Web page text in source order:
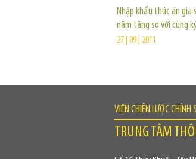
Nhập khẩu thức ăn gia
năm tăng so với cùng
27 | 09 | 2011
VIỆN CHIẾN LƯỢC CHÍNH
TRUNG TÂM